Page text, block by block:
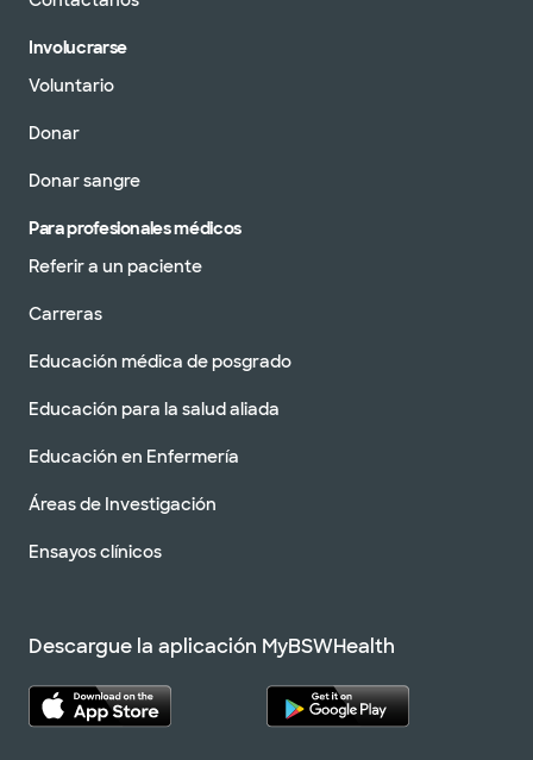
Involucrarse
Voluntario
Donar
Donar sangre
Para profesionales médicos
Referir a un paciente
Carreras
Educación médica de posgrado
Educación para la salud aliada
Educación en Enfermería
Áreas de Investigación
Ensayos clínicos
Descargue la aplicación MyBSWHealth